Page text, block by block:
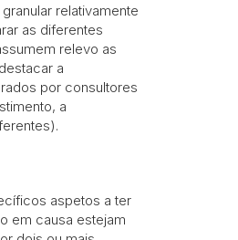
relativamente
as diferentes
relevo as
a
por consultores
a
aspetos a ter
em causa estejam